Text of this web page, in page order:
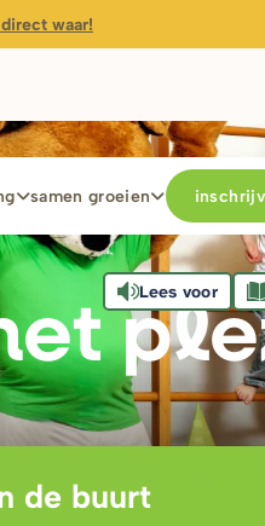
waar!
samen groeien
Lees voor
de buurt